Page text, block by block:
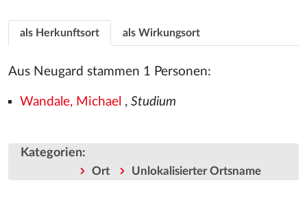
als Herkunftsort als Wirkungsort
Aus Neugard stammen 1 Personen:
Wandale, Michael , Studium
Kategorien:
Ort Unlokalisierter Ortsname